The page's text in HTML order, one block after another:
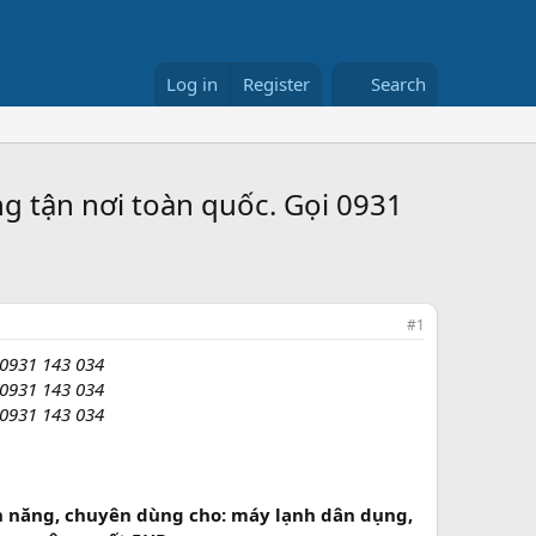
Log in Register Search
tận nơi toàn quốc. Gọi 0931
#1
143 034
143 034
143 034
chuyên dùng cho: máy lạnh dân dụng,